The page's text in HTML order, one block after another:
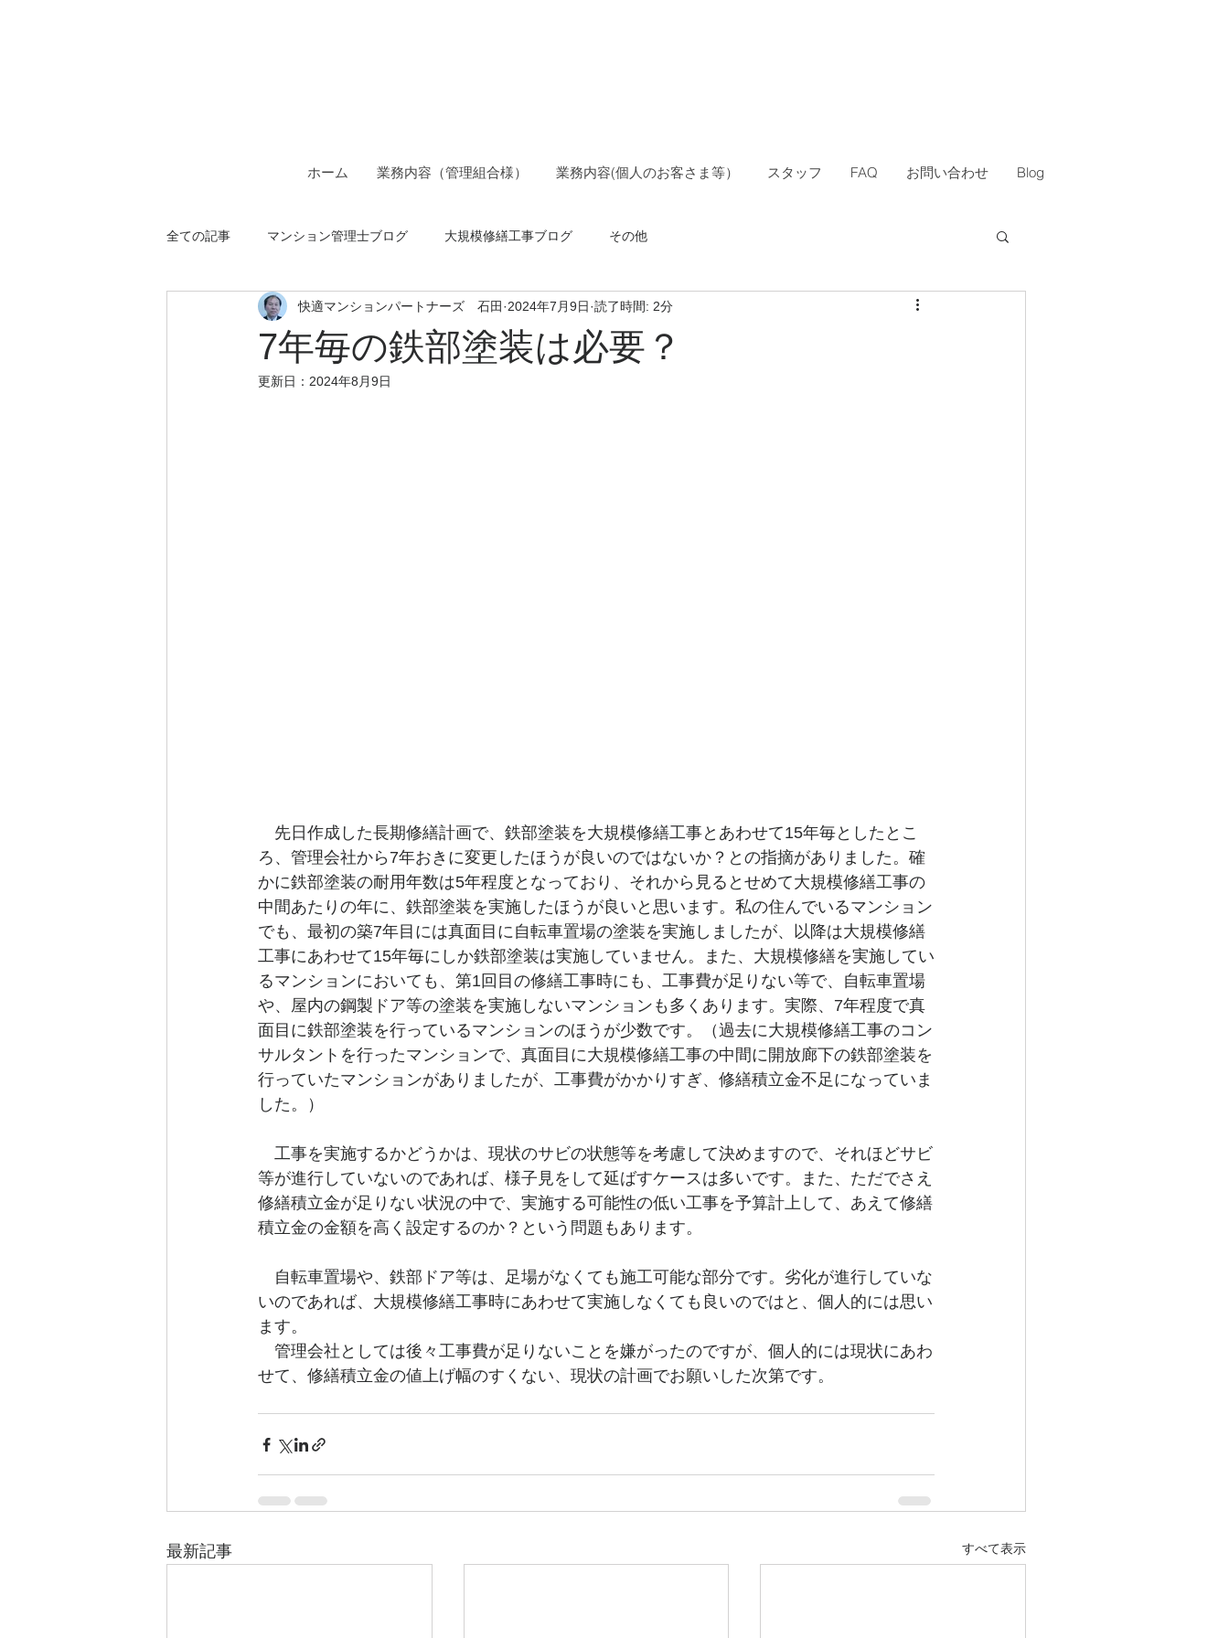
ホーム 業務内容（管理組合様） 業務内容(個人のお客さま等） スタッフ FAQ お問い合わせ Blog
全ての記事 マンション管理士ブログ 大規模修繕工事ブログ その他
7年毎の鉄部塗装は必要？
快適マンションパートナーズ 石田 2024年7月9日 読了時間: 2分
更新日： 2024年8月9日
先日作成した長期修繕計画で、鉄部塗装を大規模修繕工事とあわせて15年毎としたとこ
ろ、管理会社から7年おきに変更したほうが良いのではないか？との指摘がありました。確
かに鉄部塗装の耐用年数は5年程度となっており、それから見るとせめて大規模修繕工事の
中間あたりの年に、鉄部塗装を実施したほうが良いと思います。私の住んでいるマンション
でも、最初の築7年目には真面目に自転車置場の塗装を実施しましたが、以降は大規模修繕
工事にあわせて15年毎にしか鉄部塗装は実施していません。また、大規模修繕を実施してい
るマンションにおいても、第1回目の修繕工事時にも、工事費が足りない等で、自転車置場
や、屋内の鋼製ドア等の塗装を実施しないマンションも多くあります。実際、7年程度で真
面目に鉄部塗装を行っているマンションのほうが少数です。（過去に大規模修繕工事のコン
サルタントを行ったマンションで、真面目に大規模修繕工事の中間に開放廊下の鉄部塗装を
行っていたマンションがありましたが、工事費がかかりすぎ、修繕積立金不足になっていま
した。）
工事を実施するかどうかは、現状のサビの状態等を考慮して決めますので、それほどサビ
等が進行していないのであれば、様子見をして延ばすケースは多いです。また、ただでさえ
修繕積立金が足りない状況の中で、実施する可能性の低い工事を予算計上して、あえて修繕
積立金の金額を高く設定するのか？という問題もあります。
自転車置場や、鉄部ドア等は、足場がなくても施工可能な部分です。劣化が進行していな
いのであれば、大規模修繕工事時にあわせて実施しなくても良いのではと、個人的には思い
ます。
管理会社としては後々工事費が足りないことを嫌がったのですが、個人的には現状にあわ
せて、修繕積立金の値上げ幅のすくない、現状の計画でお願いした次第です。
最新記事 すべて表示